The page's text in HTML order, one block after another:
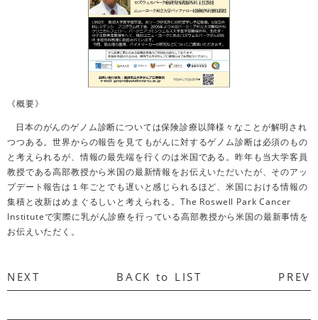
《概要》
日本のがんのゲノム診断については保険診療以降様々なことが解明され
つつある。世界からの報告を見てもがんに対するゲノム診断は必須のもの
と考えられるが、情報の最先端を行くのは米国である。昨年も当大学客員
教授である高部教授から米国の最新情報をお伝えいただいたが、そのアッ
プデート報告は１年ごとでも遅いと感じられるほど、米国における情報の
集積と改新はめまぐるしいと考えられる。The Roswell Park Cancer
Instituteで実際に乳がん診療を行っている高部教授から米国の最新事情を
お伝えいただく。
NEXT BACK to LIST PREV